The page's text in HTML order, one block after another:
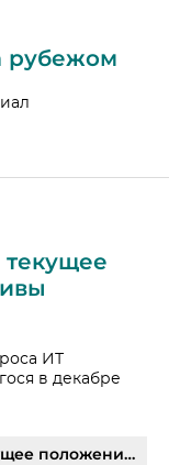
рубежом
текущее
ИТ
в декабре
развития | PDF